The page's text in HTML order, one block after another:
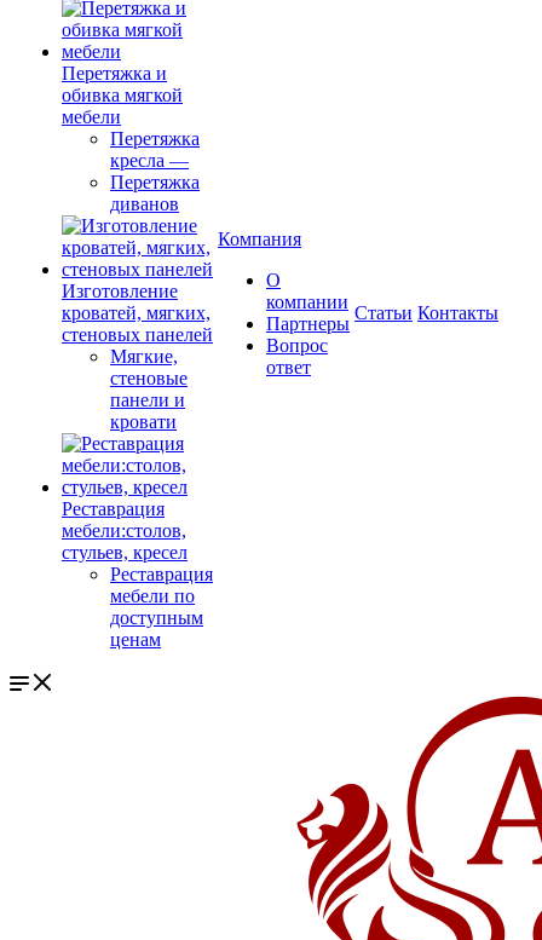
Перетяжка и
обивка мягкой
мебели
Перетяжка
кресла —
Перетяжка
диванов
Изготовление
кроватей, мягких,
стеновых панелей
Мягкие,
стеновые
панели и
кровати
Реставрация
мебели:столов,
стульев, кресел
Реставрация
мебели по
доступным
ценам
Компания
О
компании
Партнеры
Вопрос
ответ
Cтатьи Контакты